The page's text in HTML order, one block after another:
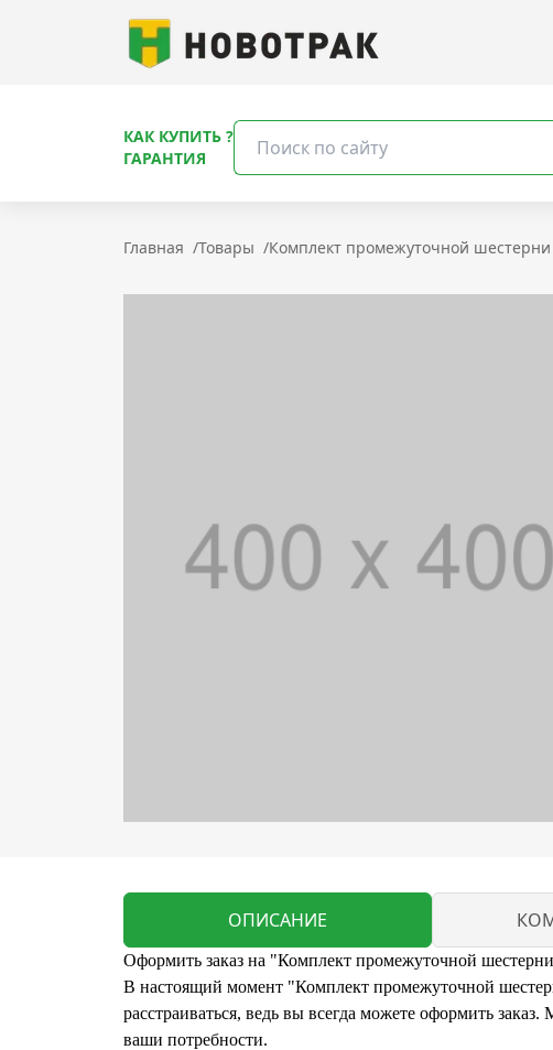
КАК КУПИТЬ ?
ГАРАНТИЯ
Главная /Товары /Комплект промежуточной шестерни
ОПИСАНИЕ
Оформить заказ на "Комплект промежуточной
В настоящий момент "Комплект промежуточной
расстраиваться, ведь вы всегда можете оформить
ваши потребности.